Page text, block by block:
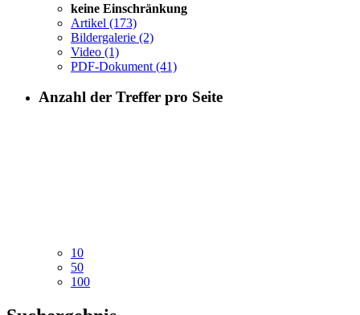
keine Einschränkung
Artikel (173)
Bildergalerie (2)
Video (1)
PDF-Dokument (41)
Anzahl der Treffer pro Seite
10
50
100